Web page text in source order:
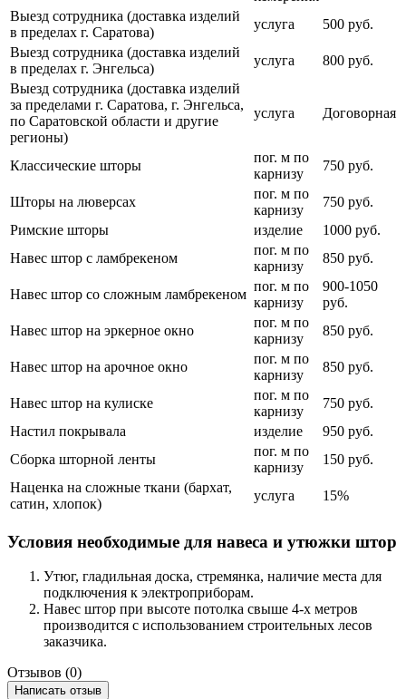
Выезд сотрудника (доставка изделий
в пределах г. Саратова)
услуга
500 руб.
Выезд сотрудника (доставка изделий
в пределах г. Энгельса)
услуга
800 руб.
Выезд сотрудника (доставка изделий
за пределами г. Саратова, г. Энгельса,
по Саратовской области и другие
регионы)
услуга Договорная
Классические шторы
пог. м по
карнизу
750 руб.
Шторы на люверсах
пог. м по
карнизу
750 руб.
Римские шторы
изделие
1000 руб.
Навес штор с ламбрекеном
пог. м по
карнизу
850 руб.
Навес штор со сложным ламбрекеном
пог. м по
карнизу
900-1050
руб.
Навес штор на эркерное окно
пог. м по
карнизу
850 руб.
Навес штор на арочное окно
пог. м по
карнизу
850 руб.
Навес штор на кулиске
пог. м по
карнизу
750 руб.
Настил покрывала
изделие
950 руб.
Сборка шторной ленты
пог. м по
карнизу
150 руб.
Наценка на сложные ткани (бархат,
сатин, хлопок)
услуга 15%
Условия необходимые для навеса и утюжки штор
Утюг, гладильная доска, стремянка, наличие места для
подключения к электроприборам.
Навес штор при высоте потолка свыше 4-х метров
производится с использованием строительных лесов
заказчика.
Отзывов (0)
Написать отзыв